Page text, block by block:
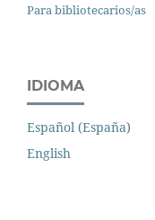
Para bibliotecarios/as
IDIOMA
Español (España)
English